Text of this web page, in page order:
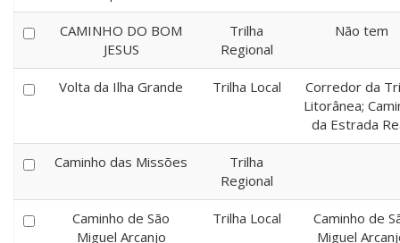
CAMINHO DO BOM
JESUS
Trilha
Regional
Não tem
Volta da Ilha Grande Trilha Local
Corredor da
Litorânea;
da Estrada
Caminho das Missões
Trilha
Regional
Caminho de São
Miguel Arcanjo
Trilha Local
Caminho de
Miguel